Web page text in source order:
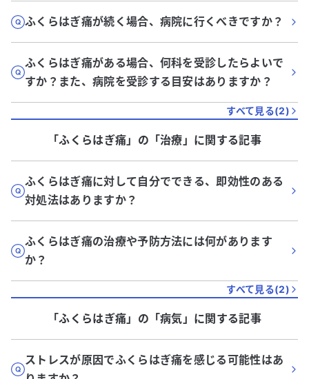
ふくらはぎ痛が続く場合、病院に行くべきですか？
ふくらはぎ痛がある場合、何科を受診したらよいで
すか？また、病院を受診する目安はありますか？
すべて見る(2)
「ふくらはぎ痛」 の「治療 」に関する記事
ふくらはぎ痛に対して自分でできる、即効性のある
対処法はありますか？
ふくらはぎ痛の治療や予防方法には何があります
か？
すべて見る(2)
「ふくらはぎ痛」 の「病気 」に関する記事
ストレスが原因でふくらはぎ痛を感じる可能性はあ